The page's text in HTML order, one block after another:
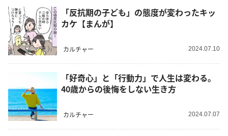
「反抗期の子ども」の態度が変わったキッ
カケ【まんが】
カルチャー 2024.07.10
「好奇心」と「行動力」で人生は変わる。
40歳からの後悔をしない生き方
カルチャー 2024.07.07